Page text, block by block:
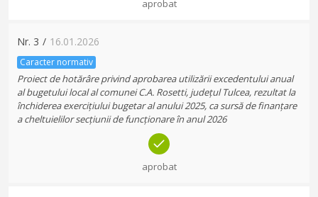
aprobat
Nr. 3 / 16.01.2026
Caracter normativ
Proiect de hotărâre privind aprobarea utilizării excedentului anual
al bugetului local al comunei C.A. Rosetti, județul Tulcea, rezultat la
închiderea exercițiului bugetar al anului 2025, ca sursă de finanțare
a cheltuielilor secțiunii de funcționare în anul 2026
aprobat